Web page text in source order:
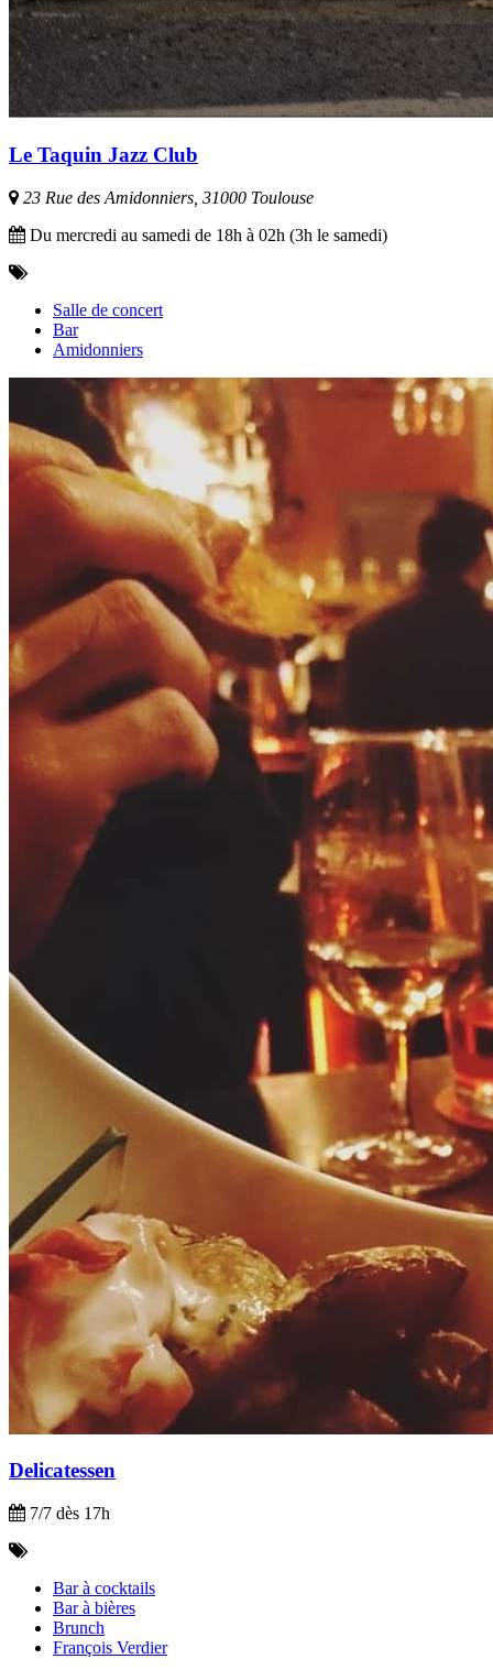
Le Taquin Jazz Club
23 Rue des Amidonniers, 31000 Toulouse
Du mercredi au samedi de 18h à 02h (3h le samedi)
Salle de concert
Bar
Amidonniers
Delicatessen
7/7 dès 17h
Bar à cocktails
Bar à bières
Brunch
François Verdier